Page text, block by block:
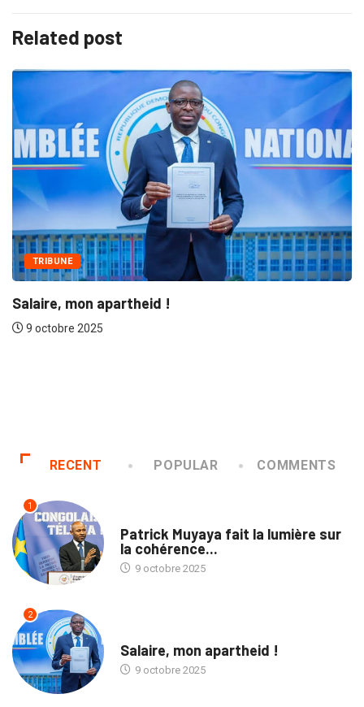
Related post
NATION
RECENT POPULAR COMMENTS
1
Patrick Muyaya fait la lumière sur
la cohérence...
9 octobre 2025
2
Salaire, mon apartheid !
9 octobre 2025